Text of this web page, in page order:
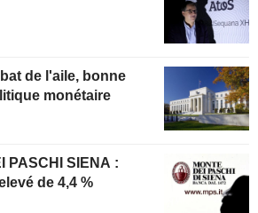
de l'aile, bonne
monétaire
PASCHI SIENA :
de 4,4 %